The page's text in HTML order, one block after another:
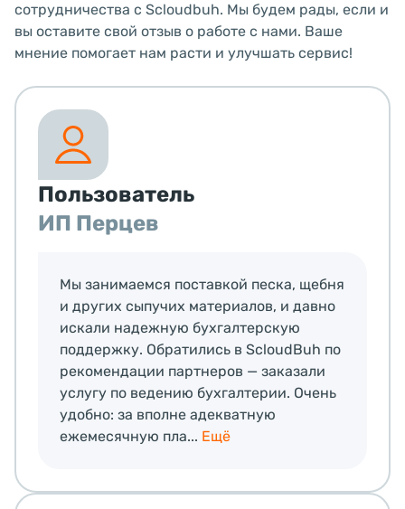
сотрудничества с Scloudbuh. Мы будем рады, если и
вы оставите свой отзыв о работе с нами. Ваше
мнение помогает нам расти и улучшать сервис!
Пользователь
ИП Перцев
Мы занимаемся поставкой песка, щебня
и других сыпучих материалов, и давно
искали надежную бухгалтерскую
поддержку. Обратились в ScloudBuh по
рекомендации партнеров — заказали
услугу по ведению бухгалтерии. Очень
удобно: за вполне адекватную
ежемесячную пла... Ещё